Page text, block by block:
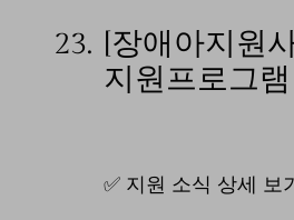
23. [장애아지원
지원프로그램
✅ 지원 소식 상세 보